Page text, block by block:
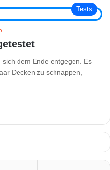
Tests
dem Ende entgegen. Es
Decken zu schnappen,